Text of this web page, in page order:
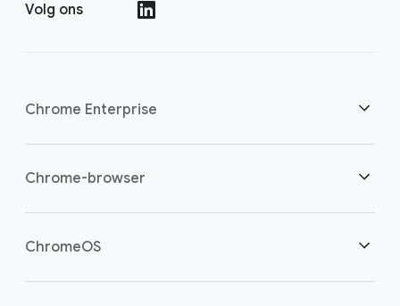
Volg ons
Chrome Enterprise
Beveiliging
Chrome-browser
Overzicht
ChromeOS